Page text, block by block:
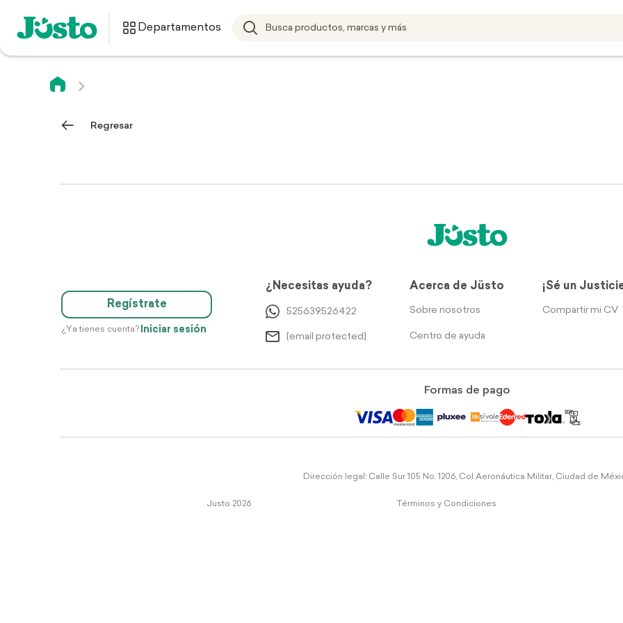
Departamentos
Regresar
Regístrate
¿Ya tienes cuenta? Iniciar sesión
¿Necesitas ayuda?
525639526422
[email protected]
Acerca de Jüsto
Sobre nosotros
Centro de ayuda
¡Sé un
Compartir mi CV
Formas de pago
Dirección legal: Calle Sur 105 No. 1206, Col Aeronáutica Militar, Ciudad de
Justo 2026 Términos y Condiciones